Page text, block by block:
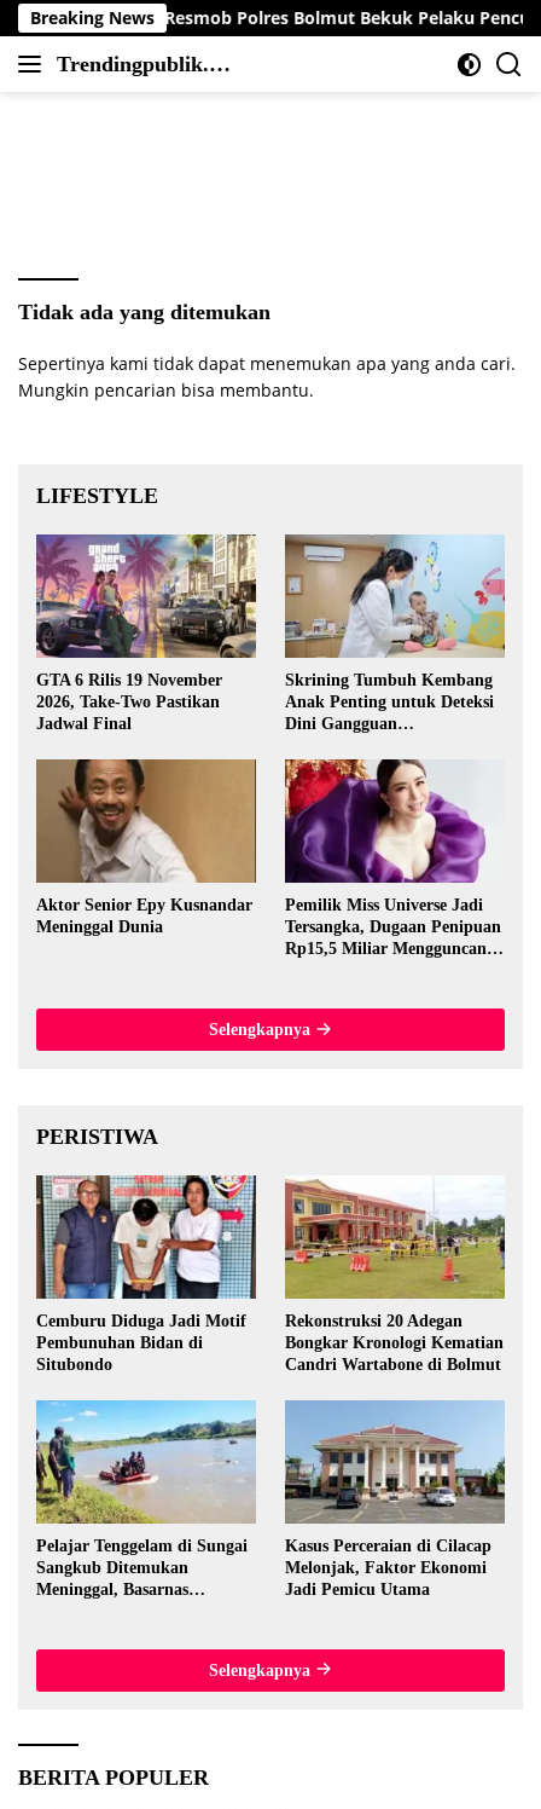
Langsung
ke
konten
Breaking News
Tim Resmob Polres Bolmut Bekuk Pelaku Pencurian
Trendingpublik.co
Berita
Tidak ada yang ditemukan
Sepertinya kami tidak dapat menemukan apa yang anda cari.
Mungkin pencarian bisa membantu.
LIFESTYLE
GTA 6 Rilis 19 November
2026, Take-Two Pastikan
Jadwal Final
Skrining Tumbuh Kembang
Anak Penting untuk Deteksi
Dini Gangguan
Aktor Senior Epy Kusnandar
Meninggal Dunia
Pemilik Miss Universe Jadi
Tersangka, Dugaan Penipuan
Rp15,5 Miliar Mengguncang
Selengkapnya
PERISTIWA
Cemburu Diduga Jadi Motif
Pembunuhan Bidan di
Situbondo
Rekonstruksi 20 Adegan
Bongkar Kronologi Kematian
Candri Wartabone di Bolmut
Pelajar Tenggelam di Sungai
Sangkub Ditemukan
Meninggal, Basarnas
Kasus Perceraian di Cilacap
Melonjak, Faktor Ekonomi
Jadi Pemicu Utama
Selengkapnya
BERITA POPULER